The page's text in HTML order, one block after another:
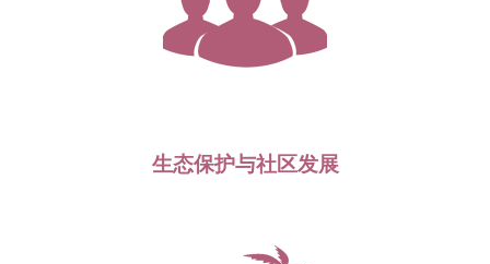
生态保护与社区发展